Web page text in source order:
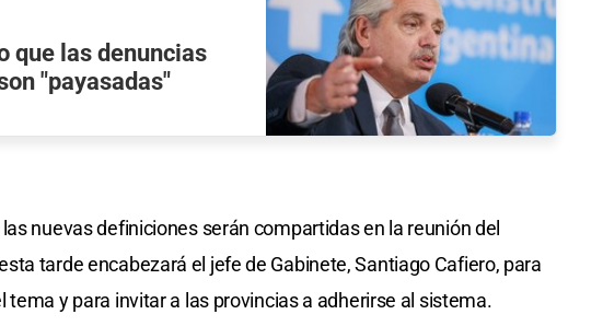
que las denuncias
"payasadas"
nuevas definiciones serán compartidas en la reunión del
tarde encabezará el jefe de Gabinete, Santiago Cafiero, para
tema y para invitar a las provincias a adherirse al sistema.